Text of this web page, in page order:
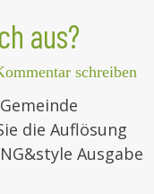
aus?
schreiben
die Auflösung
Ausgabe